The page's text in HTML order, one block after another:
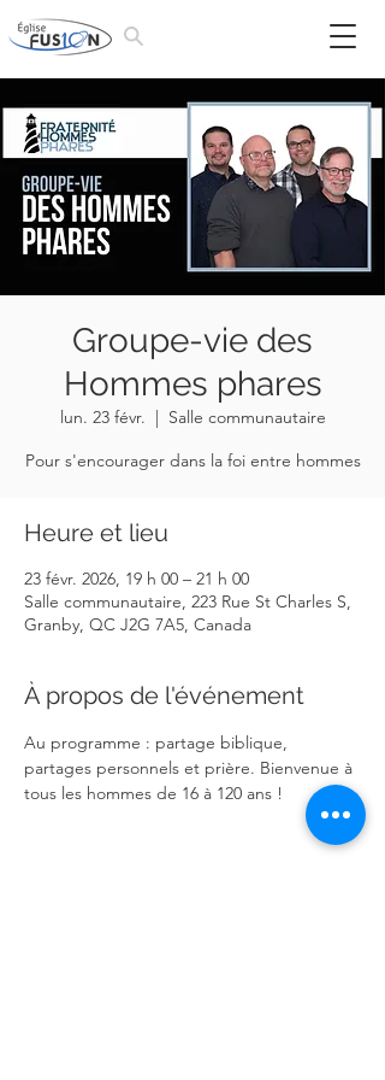
Groupe-vie des
Hommes phares
lun. 23 févr.
  |
Salle communautaire
Pour s'encourager dans la foi entre hommes
Heure et lieu
23 févr. 2026, 19 h 00 – 21 h 00
Salle communautaire, 223 Rue St Charles S,
Granby, QC J2G 7A5, Canada
À propos de l'événement
Au programme : partage biblique,
partages personnels et prière. Bienvenue à
tous les hommes de 16 à 120 ans !